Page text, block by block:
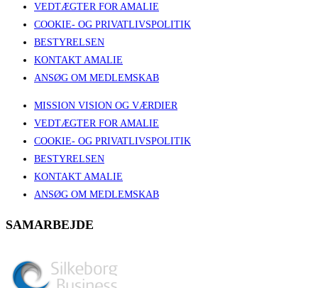
VEDTÆGTER FOR AMALIE
COOKIE- OG PRIVATLIVSPOLITIK
BESTYRELSEN
KONTAKT AMALIE
ANSØG OM MEDLEMSKAB
MISSION VISION OG VÆRDIER
VEDTÆGTER FOR AMALIE
COOKIE- OG PRIVATLIVSPOLITIK
BESTYRELSEN
KONTAKT AMALIE
ANSØG OM MEDLEMSKAB
SAMARBEJDE